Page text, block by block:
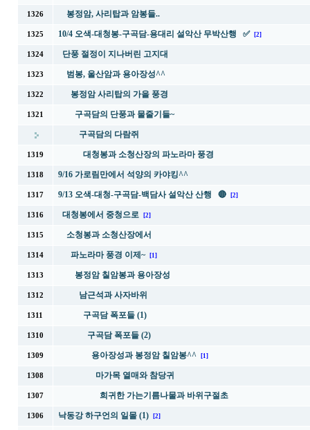
1326 봉정암, 사리탑과 암봉들..
1325 10/4 오색-대청봉-구곡담-용대리 설악산 무박산행 ✅ [2]
1324 단풍 절정이 지나버린 고지대
1323 범봉, 울산암과 용아장성^^
1322 봉정암 사리탑의 가을 풍경
1321 구곡담의 단풍과 물줄기들~
구곡담의 다람쥐
1319 대청봉과 소청산장의 파노라마 풍경
1318 9/16 가로림만에서 석양의 카야킹^^
1317 9/13 오색-대청-구곡담-백담사 설악산 산행 🔴 [2]
1316 대청봉에서 중청으로 [2]
1315 소청봉과 소청산장에서
1314 파노라마 풍경 이제~ [1]
1313 봉정암 칠암봉과 용아장성
1312 남근석과 사자바위
1311 구곡담 폭포들 (1)
1310 구곡담 폭포들 (2)
1309 용아장성과 봉정암 칠암봉^^ [1]
1308 마가목 열매와 참당귀
1307 희귀한 가는기름나물과 바위구절초
1306 낙동강 하구언의 일몰 (1) [2]